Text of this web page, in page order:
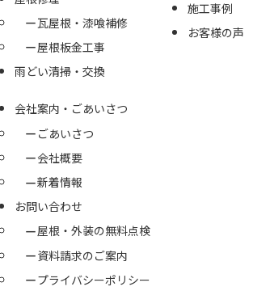
瓦屋根・漆喰補修
屋根板金工事
雨どい清掃・交換
施工事例
お客様の声
会社案内・ごあいさつ
ごあいさつ
会社概要
新着情報
お問い合わせ
屋根・外装の無料点検
資料請求のご案内
プライバシーポリシー